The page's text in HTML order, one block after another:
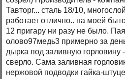
Тавторг... сталь 18/10,
работает отлично.. на моей
12 пригару ни разу не было.
олово97медь3 примерно за
дырка под заливную горловину
сверло. Сама заливная
нержовой подводки гайка-